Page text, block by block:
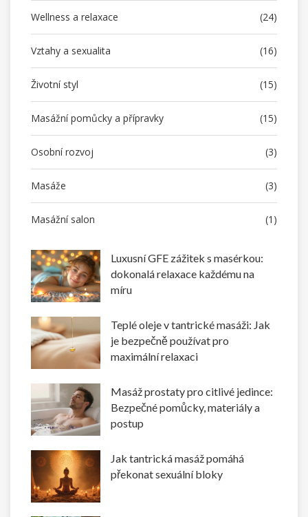
Wellness a relaxace (24)
Vztahy a sexualita (16)
Životní styl (15)
Masážní pomůcky a přípravky (15)
Osobní rozvoj (3)
Masáže (3)
Masážní salon (1)
Luxusní GFE zážitek s masérkou:
dokonalá relaxace každému na
míru
Teplé oleje v tantrické masáži: Jak
je bezpečně používat pro
maximální relaxaci
Masáž prostaty pro citlivé jedince:
Bezpečné pomůcky, materiály a
postup
Jak tantrická masáž pomáhá
překonat sexuální bloky